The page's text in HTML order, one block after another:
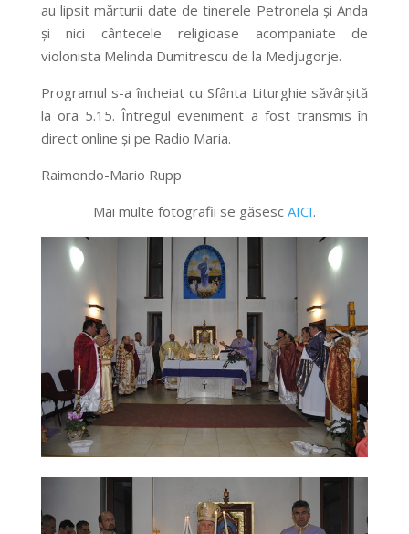
au lipsit mărturii date de tinerele Petronela şi Anda
şi nici cântecele religioase acompaniate de
violonista Melinda Dumitrescu de la Medjugorje.
Programul s-a încheiat cu Sfânta Liturghie săvârşită
la ora 5.15. Întregul eveniment a fost transmis în
direct online şi pe Radio Maria.
Raimondo-Mario Rupp
Mai multe fotografii se găsesc AICI.